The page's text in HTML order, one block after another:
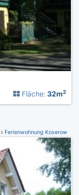
Fläche: 32m2
Ferienwohnung Koserow